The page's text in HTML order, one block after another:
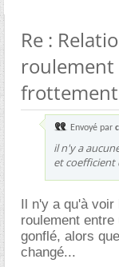
Re :
frottement
Envoyé par
il n'y a
et
Il n'y a qu'à
roulement
gonflé, alors
changé...